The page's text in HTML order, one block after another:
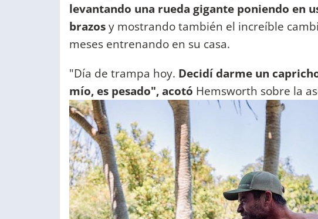
levantando una rueda gigante poniendo en
brazosy mostrando también el increíble
meses entrenando en su casa.
"Día de trampa hoy. Decidí darme un
mío, es pesado", acotó Hemsworth sobre la